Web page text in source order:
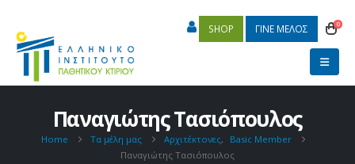
SHOP ΓΙΝΕ ΜΕΛΟΣ 0
Παναγιώτης Τασιόπουλος
Home Τα μέλη μας Αρχιτέκτονες,
Basic Member
Παναγιώτης Τασιόπουλος